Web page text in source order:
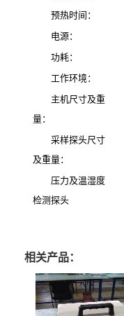
预热时间：
电源：
功耗：
工作环境：
主机尺寸及重
量：
采样探头尺寸
及重量：
压力及温湿度
检测探头
相关产品：